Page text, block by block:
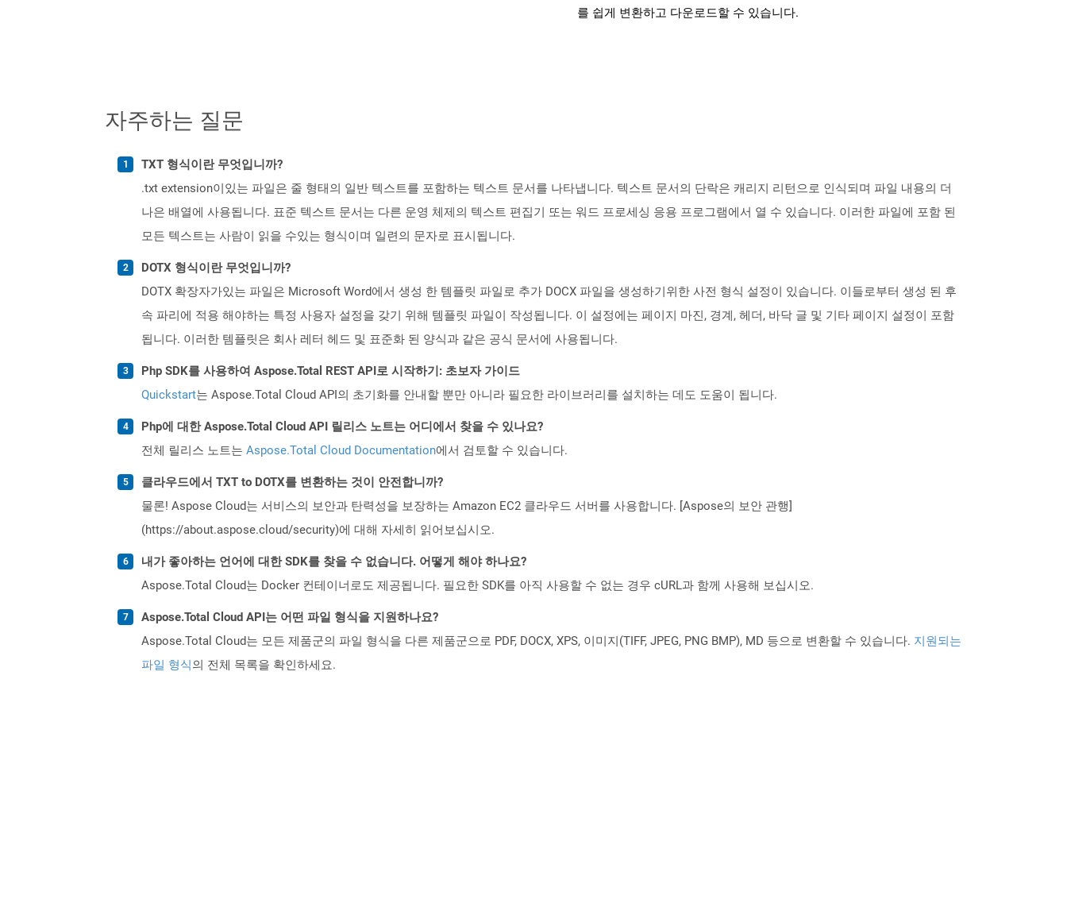
를 쉽게 변환하고 다운로드할 수 있습니다.
자주하는 질문
TXT 형식이란 무엇입니까?
.txt extension이있는 파일은 줄 형태의 일반 텍스트를 포함하는 텍스트 문서를 나타냅니다. 텍스트 문서의 단락은 캐리지 리턴으로 인식되며 파일 내용의 더
나은 배열에 사용됩니다. 표준 텍스트 문서는 다른 운영 체제의 텍스트 편집기 또는 워드 프로세싱 응용 프로그램에서 열 수 있습니다. 이러한 파일에 포함 된
모든 텍스트는 사람이 읽을 수있는 형식이며 일련의 문자로 표시됩니다.
DOTX 형식이란 무엇입니까?
DOTX 확장자가있는 파일은 Microsoft Word에서 생성 한 템플릿 파일로 추가 DOCX 파일을 생성하기위한 사전 형식 설정이 있습니다. 이들로부터 생성 된 후
속 파리에 적용 해야하는 특정 사용자 설정을 갖기 위해 템플릿 파일이 작성됩니다. 이 설정에는 페이지 마진, 경계, 헤더, 바닥 글 및 기타 페이지 설정이 포함
됩니다. 이러한 템플릿은 회사 레터 헤드 및 표준화 된 양식과 같은 공식 문서에 사용됩니다.
Php SDK를 사용하여 Aspose.Total REST API로 시작하기: 초보자 가이드
Quickstart는 Aspose.Total Cloud API의 초기화를 안내할 뿐만 아니라 필요한 라이브러리를 설치하는 데도 도움이 됩니다.
Php에 대한 Aspose.Total Cloud API 릴리스 노트는 어디에서 찾을 수 있나요?
전체 릴리스 노트는 Aspose.Total Cloud Documentation에서 검토할 수 있습니다.
클라우드에서 TXT to DOTX를 변환하는 것이 안전합니까?
물론! Aspose Cloud는 서비스의 보안과 탄력성을 보장하는 Amazon EC2 클라우드 서버를 사용합니다. [Aspose의 보안 관행]
(https://about.aspose.cloud/security)에 대해 자세히 읽어보십시오.
내가 좋아하는 언어에 대한 SDK를 찾을 수 없습니다. 어떻게 해야 하나요?
Aspose.Total Cloud는 Docker 컨테이너로도 제공됩니다. 필요한 SDK를 아직 사용할 수 없는 경우 cURL과 함께 사용해 보십시오.
Aspose.Total Cloud API는 어떤 파일 형식을 지원하나요?
Aspose.Total Cloud는 모든 제품군의 파일 형식을 다른 제품군으로 PDF, DOCX, XPS, 이미지(TIFF, JPEG, PNG BMP), MD 등으로 변환할 수 있습니다. 지원되는
파일 형식의 전체 목록을 확인하세요.